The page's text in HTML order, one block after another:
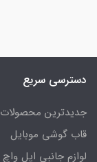
دسترسی سریع
جدیدترین محصولات
قاب گوشی موبایل
لوازم جانبی اپل واچ